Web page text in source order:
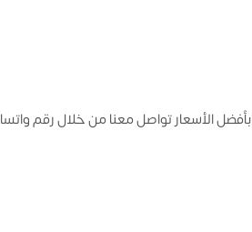
بأفضل الأسعار تواصل معنا من خلال رقم